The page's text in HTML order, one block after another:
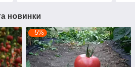
новинки
–5%